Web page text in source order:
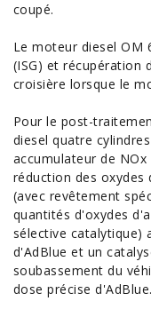
coupé.
Le moteur diesel OM
(ISG) et récupération
croisière lorsque le
Pour le post-
diesel quatre
accumulateur de
réduction des oxydes
(avec revêtement
quantités d'oxydes
sélective catalytique)
d'AdBlue et un
soubassement du
dose précise d'AdBlue.